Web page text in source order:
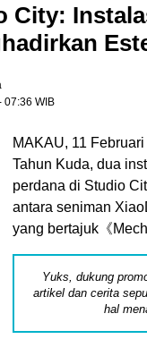
City:
07:36 WIB
MAKAU, 11
Tahun Kuda, dua
perdana di Studio
antara seniman
yang bertajuk《
Yuks, dukung
artikel dan cerita
hal